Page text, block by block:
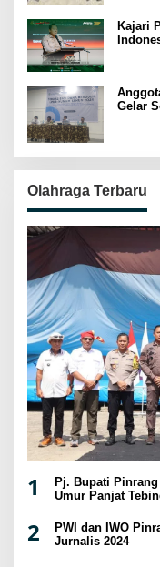
Kajari
Gelar
Olahraga Terbaru
1
Pj. Bupati
Umur Panjat
2
PWI dan IWO
Jurnalis 2024